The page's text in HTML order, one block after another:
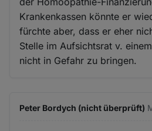
Krankenkassen könnte er
fürchte aber, dass er eher
Stelle im Aufsichtsrat v.
nicht in Gefahr zu bringen.
Peter Bordych (nicht überprüft)